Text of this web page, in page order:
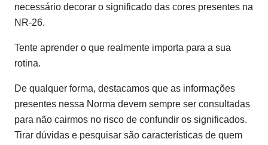
necessário decorar o significado das cores presentes na
NR-26.
Tente aprender o que realmente importa para a sua
rotina.
De qualquer forma, destacamos que as informações
presentes nessa Norma devem sempre ser consultadas
para não cairmos no risco de confundir os significados.
Tirar dúvidas e pesquisar são características de quem